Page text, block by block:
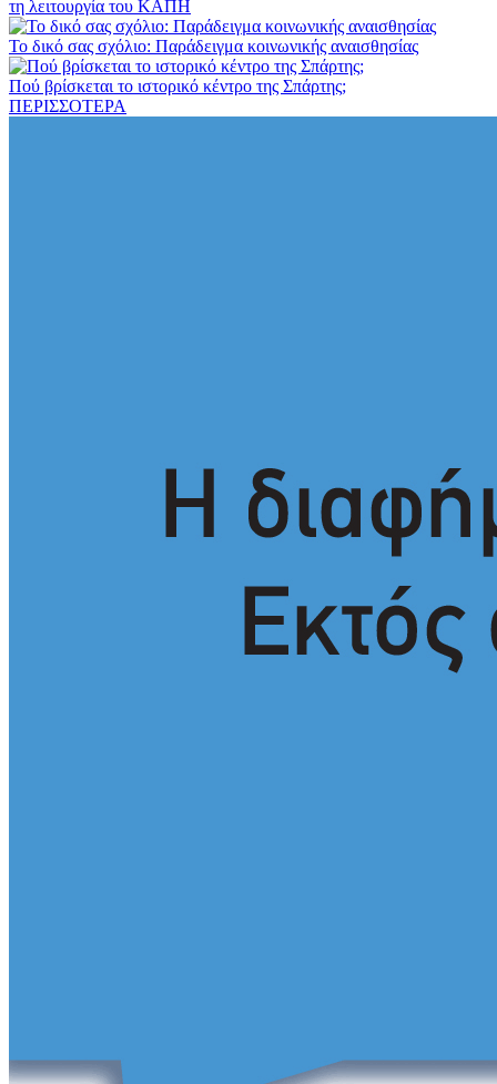
τη λειτουργία του ΚΑΠΗ
Το δικό σας σχόλιο: Παράδειγμα κοινωνικής αναισθησίας
Πού βρίσκεται το ιστορικό κέντρο της Σπάρτης;
ΠΕΡΙΣΣΟΤΕΡΑ